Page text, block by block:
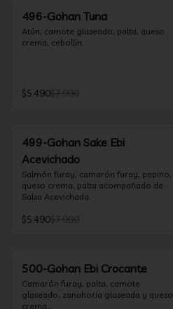
496-Gohan Tuna
Atún, camote glaseado, palta, queso
crema, cebollín.
$5.490$7.990
499-Gohan Sake Ebi
Acevichado
Salmón furay, camarón furay, pepino,
queso crema, palta acompañado de
Salsa Acevichada.
$5.490$7.990
500-Gohan Ebi Crocante
Camarón furay, palta, camote
glaseado, zanahoria glaseada y queso
crema.